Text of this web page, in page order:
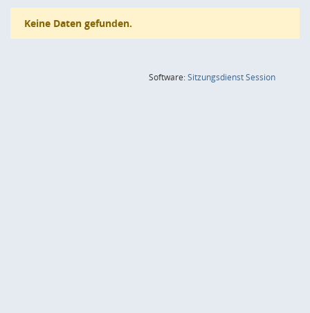
Keine Daten gefunden.
Software:SitzungsdienstSession(Wird in